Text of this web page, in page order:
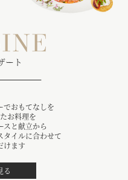
ート
でおもてなしを
お料理を
スと献立から
タイルに合わせて
けます
る